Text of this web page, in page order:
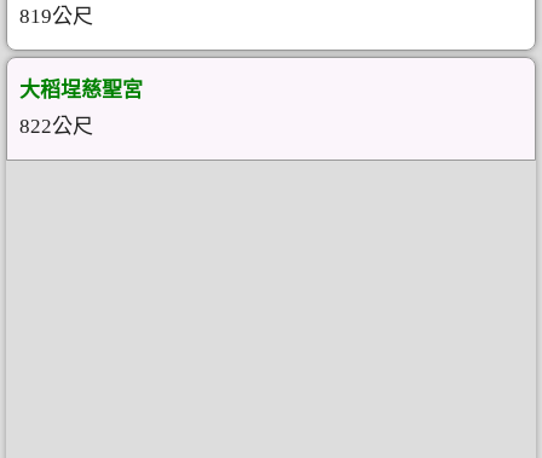
819公尺
大稻埕慈聖宮
822公尺